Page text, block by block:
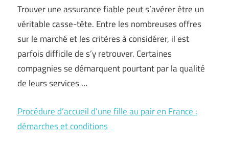
Trouver une assurance fiable peut s’avérer être un
véritable casse-tête. Entre les nombreuses offres
sur le marché et les critères à considérer, il est
parfois difficile de s’y retrouver. Certaines
compagnies se démarquent pourtant par la qualité
de leurs services …
Procédure d’accueil d’une fille au pair en France :
démarches et conditions